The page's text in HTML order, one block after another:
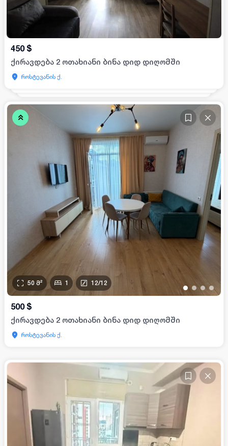
450 $
ქირავდება 2 ოთახიანი ბინა დიდ დიღომში
როსტევანის ქ.
• • • •
50 მ² 1 12/12
500 $
ქირავდება 2 ოთახიანი ბინა დიდ დიღომში
როსტევანის ქ.